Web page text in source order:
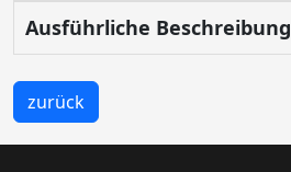
Ausführliche Beschreibung
zurück